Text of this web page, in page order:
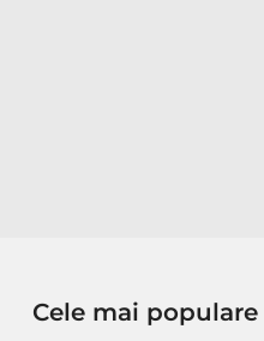
Cele mai